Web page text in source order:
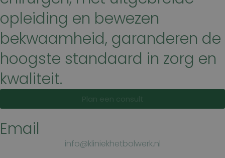
opleiding en bewezen
bekwaamheid, garanderen de
hoogste standaard in zorg en
kwaliteit.
Email
info@kliniekhetbolwerk.nl